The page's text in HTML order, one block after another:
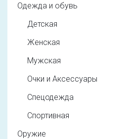
Одежда и обувь
Детская
Женская
Мужская
Очки и Аксессуары
Спецодежда
Спортивная
Оружие